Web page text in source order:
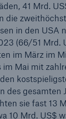
41 Mrd.
die
in den USA
(66/51 Mrd.
im März im
im Mai mit
des gesamten
sie fast 13
10 Mrd. US$